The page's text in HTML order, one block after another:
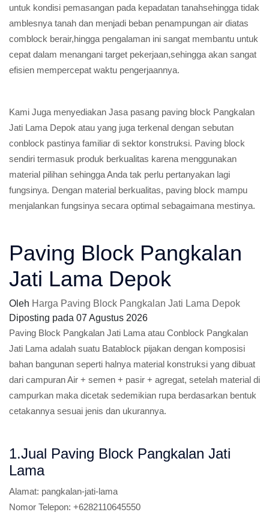
untuk kondisi pemasangan pada kepadatan tanahsehingga tidak
amblesnya tanah dan menjadi beban penampungan air diatas
comblock berair,hingga pengalaman ini sangat membantu untuk
cepat dalam menangani target pekerjaan,sehingga akan sangat
efisien mempercepat waktu pengerjaannya.
Kami Juga menyediakan Jasa pasang paving block Pangkalan
Jati Lama Depok atau yang juga terkenal dengan sebutan
conblock pastinya familiar di sektor konstruksi. Paving block
sendiri termasuk produk berkualitas karena menggunakan
material pilihan sehingga Anda tak perlu pertanyakan lagi
fungsinya. Dengan material berkualitas, paving block mampu
menjalankan fungsinya secara optimal sebagaimana mestinya.
Paving Block Pangkalan
Jati Lama Depok
Oleh Harga Paving Block Pangkalan Jati Lama Depok
Diposting pada 07 Agustus 2026
Paving Block Pangkalan Jati Lama atau Conblock Pangkalan
Jati Lama adalah suatu Batablock pijakan dengan komposisi
bahan bangunan seperti halnya material konstruksi yang dibuat
dari campuran Air + semen + pasir + agregat, setelah material di
campurkan maka dicetak sedemikian rupa berdasarkan bentuk
cetakannya sesuai jenis dan ukurannya.
1.Jual Paving Block Pangkalan Jati
Lama
Alamat: pangkalan-jati-lama
Nomor Telepon: +6282110645550